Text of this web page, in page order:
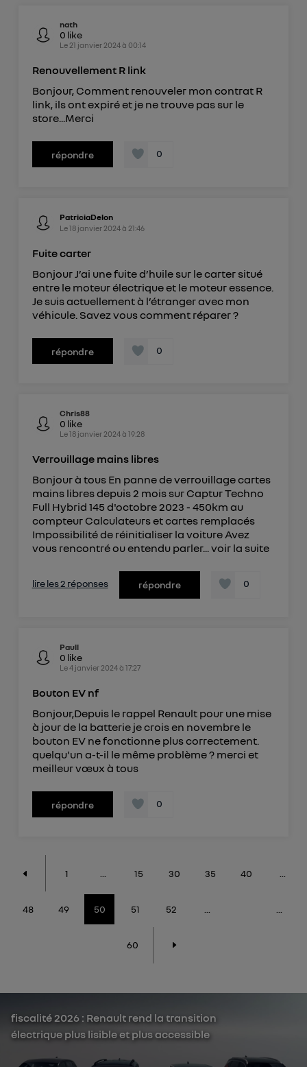
nath
0 like
Le 21 janvier 2024à 00:14
Renouvellement R link
Bonjour, Comment renouveler mon contrat R
link, ils ont expiré et je ne trouve pas sur le
store...Merci
répondre 0
PatriciaDelon
Le18 janvier 2024à 21:46
Fuite carter
Bonjour J’ai une fuite d’huile sur le carter situé
entre le moteur électrique et le moteur essence.
Je suis actuellement à l’étranger avec mon
véhicule. Savez vous comment réparer ?
répondre 0
Chris88
0 like
Le18 janvier 2024à 19:28
Verrouillage mains libres
Bonjour à tous En panne de verrouillage cartes
mains libres depuis 2 mois sur Captur Techno
Full Hybrid 145 d'octobre 2023 - 450km au
compteur Calculateurs et cartes remplacés
Impossibilité de réinitialiser la voiture Avez
vous rencontré ou entendu parler... voir la suite
lire les 2 réponses répondre 0
Paull
0 like
Le4 janvier 2024à 17:27
Bouton EV nf
Bonjour,Depuis le rappel Renault pour une mise
à jour de la batterie je crois en novembre le
bouton EV ne fonctionne plus correctement.
quelqu'un a-t-il le même problème ? merci et
meilleur vœux à tous
répondre 0
1 15 30 35 40
48 49 50 51 52
60
fiscalité 2026 : Renault rend la transition
électrique plus lisible et plus accessible